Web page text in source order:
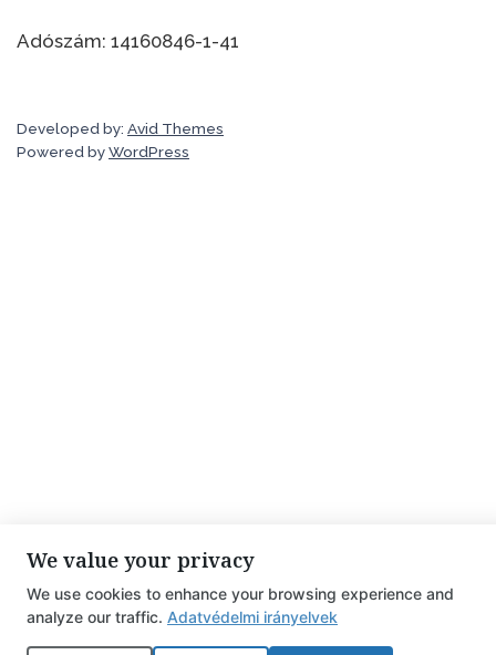
Adószám: 14160846-1-41
Developed by: Avid Themes
Powered byWordPress
We value your privacy
We use cookies to enhance your browsing experience and
analyze our traffic. Adatvédelmi irányelvek